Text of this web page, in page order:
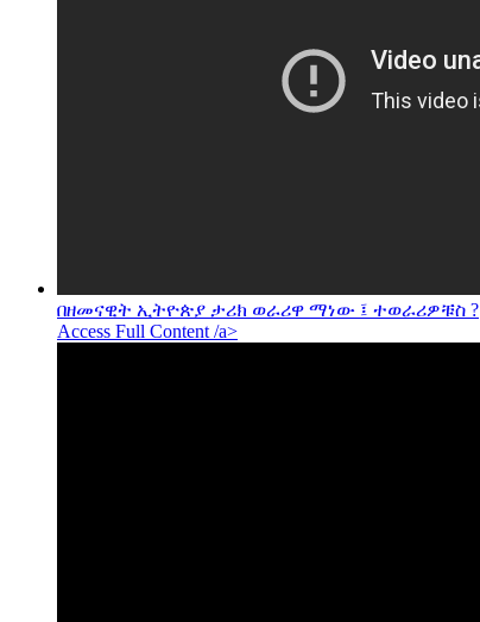
በዘመናዊት ኢትዮጵያ ታሪክ ወራሪዋ ማነው ፤ ተወራሪዎቹስ ?
Access Full Content /a>